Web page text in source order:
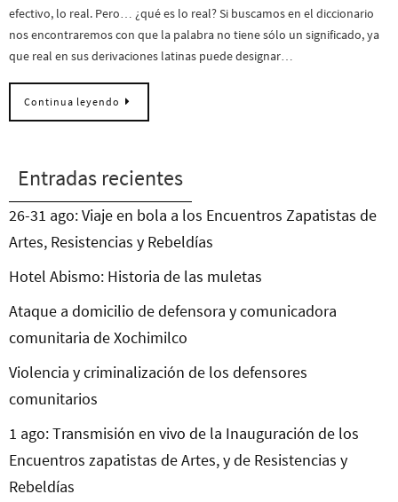
efectivo, lo real. Pero… ¿qué es lo real? Si buscamos en el diccionario
nos encontraremos con que la palabra no tiene sólo un significado, ya
que real en sus derivaciones latinas puede designar…
Continua leyendo
Entradas recientes
26-31 ago: Viaje en bola a los Encuentros Zapatistas de
Artes, Resistencias y Rebeldías
Hotel Abismo: Historia de las muletas
Ataque a domicilio de defensora y comunicadora
comunitaria de Xochimilco
Violencia y criminalización de los defensores
comunitarios
1 ago: Transmisión en vivo de la Inauguración de los
Encuentros zapatistas de Artes, y de Resistencias y
Rebeldías